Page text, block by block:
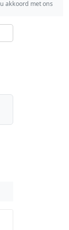
akkoord met ons